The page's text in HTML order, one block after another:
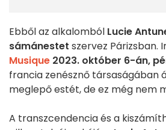
Ebből az alkalomból Lucie
sámánestet szervez Párizsban.
Musique 2023. október 6-án,
francia zenésznő társaságában
meglepő estét, de ez még nem
A transzcendencia és a